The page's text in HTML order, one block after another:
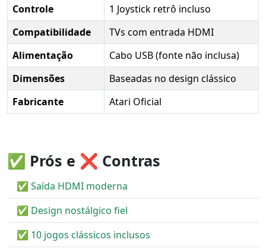
Controle
1 Joystick retrô incluso
Compatibilidade
TVs com entrada HDMI
Alimentação
Cabo USB (fonte não inclusa)
Dimensões
Baseadas no design clássico
Fabricante
Atari Oficial
✅ Prós e ❌ Contras
✅ Saída HDMI moderna
✅ Design nostálgico fiel
✅ 10 jogos clássicos inclusos